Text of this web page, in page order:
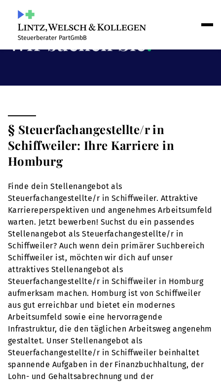
Wir suchen Sie!
§ Steuerfachangestellte/r in
Schiffweiler: Ihre Karriere in
Homburg
Finde dein Stellenangebot als
Steuerfachangestellte/r in Schiffweiler. Attraktive
Karriereperspektiven und angenehmes Arbeitsumfeld
warten. Jetzt bewerben! Suchst du ein passendes
Stellenangebot als Steuerfachangestellte/r in
Schiffweiler? Auch wenn dein primärer Suchbereich
Schiffweiler ist, möchten wir dich auf unser
attraktives Stellenangebot als
Steuerfachangestellte/r in Schiffweiler in Homburg
aufmerksam machen. Homburg ist von Schiffweiler
aus gut erreichbar und bietet ein modernes
Arbeitsumfeld sowie eine hervorragende
Infrastruktur, die den täglichen Arbeitsweg angenehm
gestaltet. Unser Stellenangebot als
Steuerfachangestellte/r in Schiffweiler beinhaltet
spannende Aufgaben in der Finanzbuchhaltung, der
Lohn- und Gehaltsabrechnung und der